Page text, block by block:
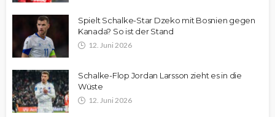
Spielt Schalke-Star Dzeko mit Bosnien gegen
Kanada? So ist der Stand
12. Juni 2026
Schalke-Flop Jordan Larsson zieht es in die
Wüste
12. Juni 2026